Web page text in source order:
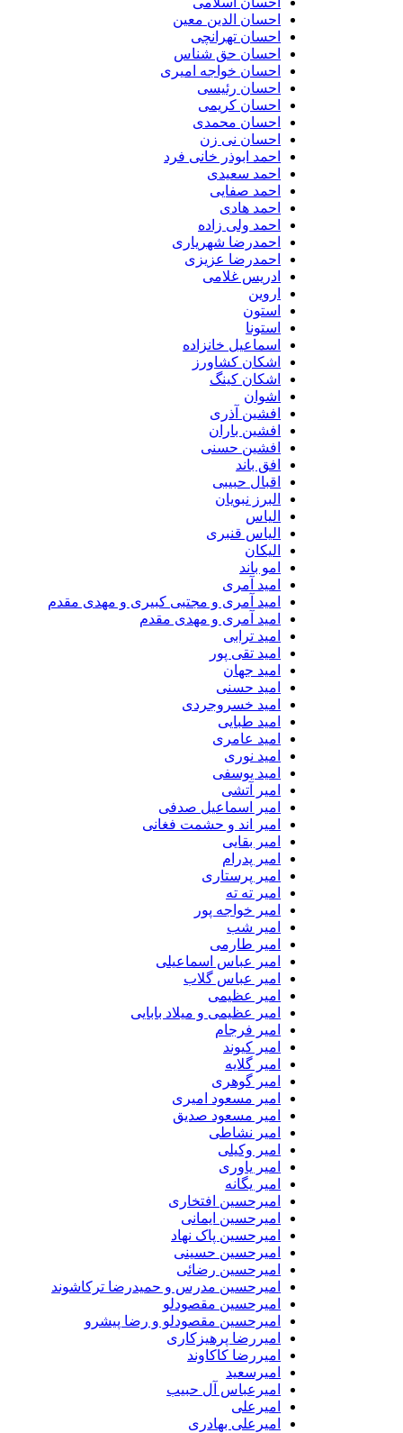
احسان الدین معین
احسان تهرانچی
احسان حق شناس
احسان خواجه امیری
احسان رئیسی
احسان کریمی
احسان محمدی
احسان نی زن
احمد ابوذر خانی فرد
احمد سعیدی
احمد صفایی
احمد هادی
احمد ولی زاده
احمدرضا شهریاری
احمدرضا عزیزی
ادریس غلامی
اسماعیل خانزاده
اشکان کشاورز
اشکان کینگ
افشین آذری
افشین باران
افشین حسنی
افق باند
اقبال حبیبی
البرز نبویان
الیاس قنبرى
امو باند
امید آمری
امید آمری و مجتبی کبیری و مهدى مقدم
امید آمری و مهدی مقدم
امید ترابی
امید تقی پور
امید جهان
امید حسنی
امید خسروجردی
امید طبایی
امید عامری
امید نوری
امید یوسفی
امیر آتشی
امیر اسماعیل صدفی
امیر اند و حشمت فغانی
امیر بقایی
امیر پدرام
امیر پرستاری
امیر ته ته
امیر خواجه پور
امیر شب
امیر طارمی
امیر عباس اسماعیلی
امیر عباس گلاب
امیر عظیمی
امیر عظیمی و میلاد بابایی
امیر فرجام
امیر کیوند
امیر گلایه
امیر گوهری
امیر مسعود امیری
امیر مسعود صدیق
امیر نشاطی
امیر وکیلی
امیر یاوری
امیر یگانه
امیرحسین افتخاری
امیرحسین ایمانی
امیرحسین پاک نهاد
امیرحسین حسینی
امیرحسین رضائی
امیرحسین مدرس و حمیدرضا ترکاشوند
امیرحسین مقصودلو
امیرحسین مقصودلو و رضا پیشرو
امیررضا پرهیزکاری
امیررضا کاکاوند
امیرسعید
امیرعباس آل حبیب
امیرعلی
امیرعلی بهادری